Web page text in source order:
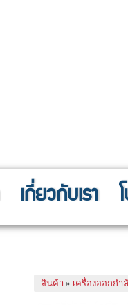
เกี่ยวกับเรา
สินค้า » เครื่องออกกำ